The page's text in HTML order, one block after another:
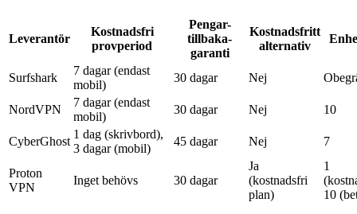
Leverantör
Kostnadsfri
provperiod
Pengar-
tillbaka-
garanti
Kostnadsfritt
alternativ
Surfshark
7 dagar (endast
mobil)
30 dagar Nej
NordVPN
7 dagar (endast
mobil)
30 dagar Nej 10
CyberGhost
1 dag (skrivbord),
3 dagar (mobil)
45 dagar Nej 7
Proton
VPN
Inget behövs 30 dagar
Ja
(kostnadsfri
plan)
1
10